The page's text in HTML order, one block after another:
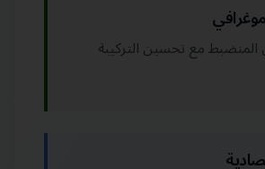
المنضبط مع تحسين التركيبة